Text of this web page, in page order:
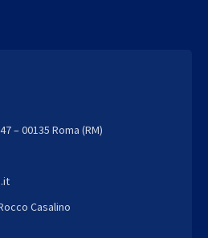
– 00135 Roma (RM)
Casalino